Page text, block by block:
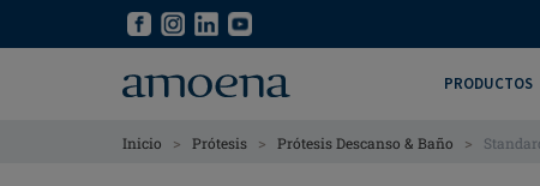
PRODUCTOS
Inicio > Prótesis > Prótesis Descanso & Baño >